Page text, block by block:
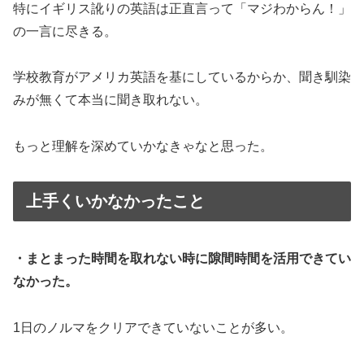
特にイギリス訛りの英語は正直言って「マジわからん！」
の一言に尽きる。
学校教育がアメリカ英語を基にしているからか、聞き馴染
みが無くて本当に聞き取れない。
もっと理解を深めていかなきゃなと思った。
上手くいかなかったこと
・まとまった時間を取れない時に隙間時間を活用できてい
なかった。
1日のノルマをクリアできていないことが多い。